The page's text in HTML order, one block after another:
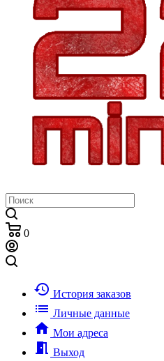
0
history История заказов
list Личные данные
home Мои адреса
meeting_room Выход